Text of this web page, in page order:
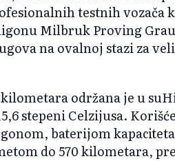
testnih vozača
Milbruk Proving
na ovalnoj stazi za
održana je u
stepeni Celzijusa.
baterijom
do 570 kilometara,